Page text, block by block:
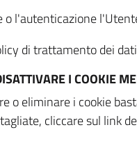
o l'autenticazione
di trattamento dei
I COOKIE
o eliminare i cookie
cliccare sul link